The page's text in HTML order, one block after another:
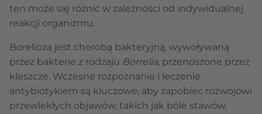
ten może się różnić w zależności od indywidualnej
reakcji organizmu.
Borelioza jest chorobą bakteryjną, wywoływaną
przez bakterie z rodzaju Borrelia, przenoszone przez
kleszcze. Wczesne rozpoznanie i leczenie
antybiotykiem są kluczowe, aby zapobiec rozwojowi
przewlekłych objawów, takich jak bóle stawów,